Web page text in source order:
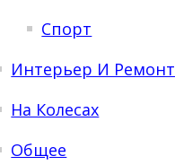
Спорт
Интерьер И Ремонт
На Колесах
Общее